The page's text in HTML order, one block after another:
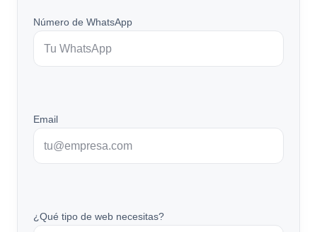
Número de WhatsApp
Email
¿Qué tipo de web necesitas?